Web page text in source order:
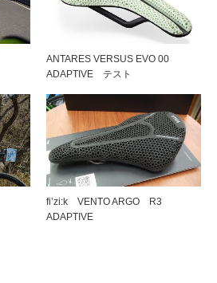
ANTARES VERSUS EVO 00
ADAPTIVE テスト
fi’zi:k VENTO ARGO R3
ADAPTIVE